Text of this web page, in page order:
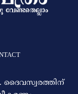
ദൈവസ്വരത്തിന്‌